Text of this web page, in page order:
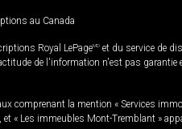
au Canada
Royal LePageMD et du service de
de l'information n'est pas
comprenant la mention « Services
et « Les immeubles Mont-Tremblant »